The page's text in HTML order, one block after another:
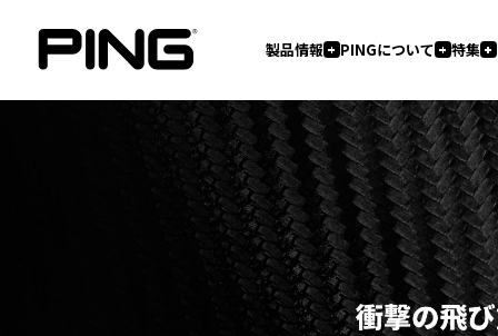
製品情報 PINGについて 特集